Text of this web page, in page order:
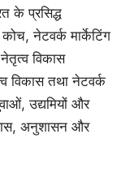
के प्रसिद्ध
नेटवर्क मार्केटिंग
विकास
तथा नेटवर्क
उद्यमियों और
अनुशासन और